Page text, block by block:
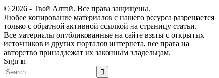
© 2026 - Твой Алтай. Все права защищены.
Любое копирование материалов с нашего ресурса разрешается
только с обратной активной ссылкой на страницу статьи.
Все материалы опубликованные на сайте взяты с открытых
источников и других порталов интернета, все права на
авторство принадлежат их законным владельцам.
Sign in